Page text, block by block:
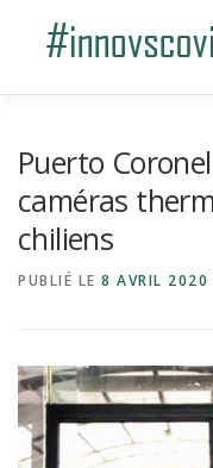
SOUMETTRE UNE
Puerto
caméras
chiliens
PUBLIÉ LE 8 AVRIL 2020